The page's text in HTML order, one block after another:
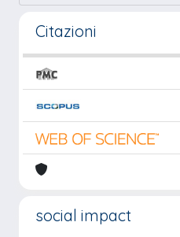
Citazioni
social impact